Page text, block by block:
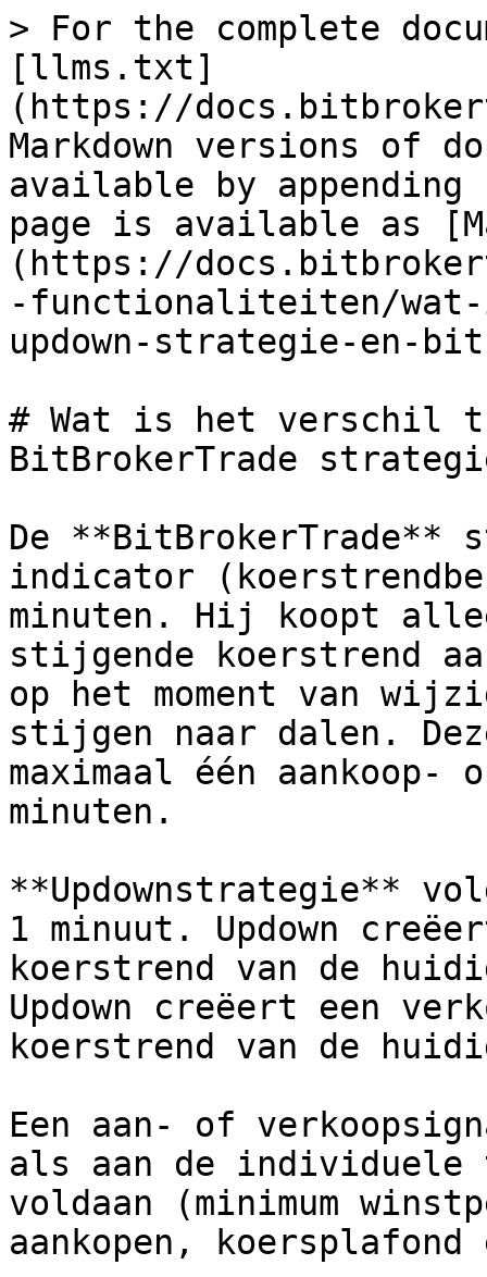
> For the complete
[llms.txt]
(https://
Markdown versions of
available by
page is available as
(https://
-functionaliteiten/
updown-strategie-en-
# Wat is het verschil
BitBrokerTrade
De **BitBrokerTrade**
indicator
minuten. Hij koopt
stijgende koerstrend
op het moment van
stijgen naar dalen.
maximaal één aankoop-
minuten.
**Updownstrategie**
1 minuut. Updown
koerstrend van de
Updown creëert een
koerstrend van de
Een aan- of
als aan de
voldaan (minimum